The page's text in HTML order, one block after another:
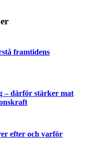
framtidens
– därför stärker mat
efter och varför